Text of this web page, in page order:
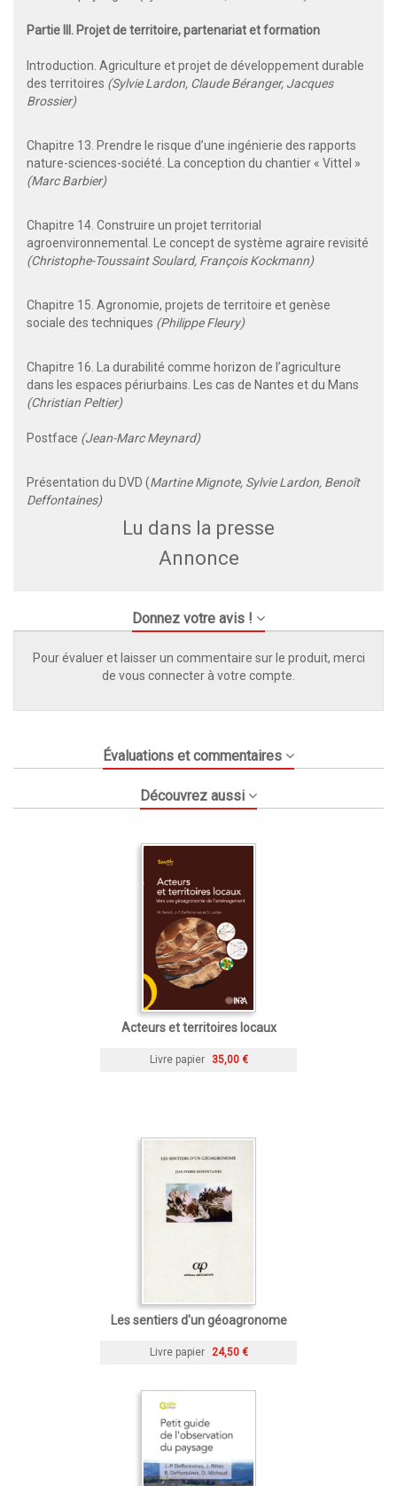
Partie III. Projet de territoire, partenariat et formation
Introduction. Agriculture et projet de développement durable
des territoires (Sylvie Lardon, Claude Béranger, Jacques
Brossier)
Chapitre 13. Prendre le risque d’une ingénierie des rapports
nature-sciences-société. La conception du chantier « Vittel »
(Marc Barbier)
Chapitre 14. Construire un projet territorial
agroenvironnemental. Le concept de système agraire revisité
(Christophe-Toussaint Soulard, François Kockmann)
Chapitre 15. Agronomie, projets de territoire et genèse
sociale des techniques (Philippe Fleury)
Chapitre 16. La durabilité comme horizon de l’agriculture
dans les espaces périurbains. Les cas de Nantes et du Mans
(Christian Peltier)
Postface (Jean-Marc Meynard)
Présentation du DVD (Martine Mignote, Sylvie Lardon, Benoît
Deffontaines)
Lu dans la presse
Annonce
Donnez votre avis !
Pour évaluer et laisser un commentaire sur le produit, merci
de vous connecter à votre compte.
Évaluations et commentaires
Découvrez aussi
Acteurs et territoires locaux
Livre papier 35,00 €
Les sentiers d'un géoagronome
Livre papier 24,50 €